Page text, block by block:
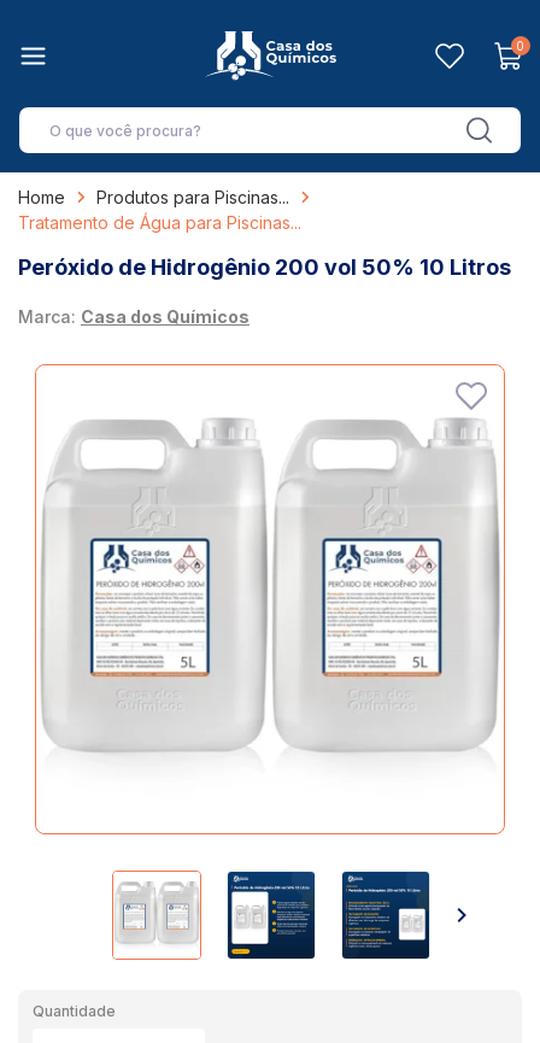
0
Home
Produtos para Piscinas
Tratamento de Água para Piscinas
Peróxido de Hidrogênio 200 vol 50% 10 Litros
Marca: Casa dos Químicos
Quantidade